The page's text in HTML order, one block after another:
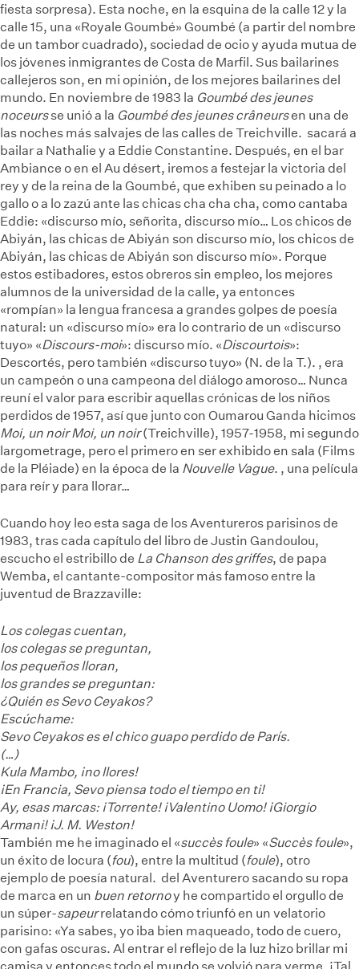
fiesta sorpresa). Esta noche, en la esquina de la calle 12 y la
calle 15, una «Royale Goumbé» Goumbé (a partir del nombre
de un tambor cuadrado), sociedad de ocio y ayuda mutua de
los jóvenes inmigrantes de Costa de Marfil. Sus bailarines
callejeros son, en mi opinión, de los mejores bailarines del
mundo. En noviembre de 1983 la Goumbé des jeunes
noceursse unió a la Goumbé des jeunes crâneursen una de
las noches más salvajes de las calles de Treichville. sacará a
bailar a Nathalie y a Eddie Constantine. Después, en el bar
Ambiance o en el Au désert, iremos a festejar la victoria del
rey y de la reina de la Goumbé, que exhiben su peinado a lo
gallo o a lo zazú ante las chicas cha cha cha, como cantaba
Eddie: «discurso mío, señorita, discurso mío… Los chicos de
Abiyán, las chicas de Abiyán son discurso mío, los chicos de
Abiyán, las chicas de Abiyán son discurso mío». Porque
estos estibadores, estos obreros sin empleo, los mejores
alumnos de la universidad de la calle, ya entonces
«rompían» la lengua francesa a grandes golpes de poesía
natural: un «discurso mío» era lo contrario de un «discurso
tuyo» «Discours-moi»: discurso mío. «Discourtois»:
Descortés, pero también «discurso tuyo» (N. de la T.). , era
un campeón o una campeona del diálogo amoroso… Nunca
reuní el valor para escribir aquellas crónicas de los niños
perdidos de 1957, así que junto con Oumarou Ganda hicimos
Moi, un noir Moi, un noir(Treichville), 1957-1958, mi segundo
largometrage, pero el primero en ser exhibido en sala (Films
de la Pléiade) en la época de la Nouvelle Vague. , una película
para reír y para llorar…
Cuando hoy leo esta saga de los Aventureros parisinos de
1983, tras cada capítulo del libro de Justin Gandoulou,
escucho el estribillo de La Chanson des griffes, de papa
Wemba, el cantante-compositor más famoso entre la
juventud de Brazzaville:
Los colegas cuentan,
los colegas se preguntan,
los pequeños lloran,
los grandes se preguntan:
¿Quién es Sevo Ceyakos?
Escúchame:
Sevo Ceyakos es el chico guapo perdido de París.
(…)
Kula Mambo, ¡no llores!
¡En Francia, Sevo piensa todo el tiempo en ti!
Ay, esas marcas: ¡Torrente! ¡Valentino Uomo! ¡Giorgio
Armani! ¡J. M. Weston!
También me he imaginado el «succès foule» «Succès foule»,
un éxito de locura (fou), entre la multitud (foule), otro
ejemplo de poesía natural. del Aventurero sacando su ropa
de marca en un buen retornoy he compartido el orgullo de
un súper-sapeurrelatando cómo triunfó en un velatorio
parisino: «Ya sabes, yo iba bien maqueado, todo de cuero,
con gafas oscuras. Al entrar el reflejo de la luz hizo brillar mi